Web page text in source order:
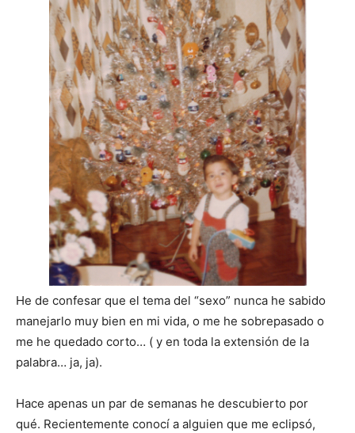
He de confesar que el tema del “sexo” nunca he sabido
manejarlo muy bien en mi vida, o me he sobrepasado o
me he quedado corto… ( y en toda la extensión de la
palabra… ja, ja).
Hace apenas un par de semanas he descubierto por
qué. Recientemente conocí a alguien que me eclipsó,